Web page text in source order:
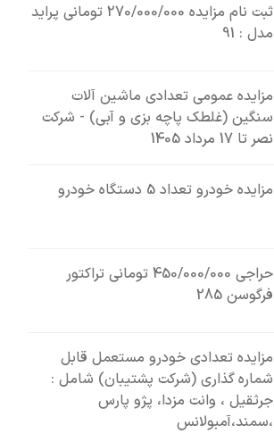
ثبت نام مزایده 270/000/000 تومانی پراید
مدل : 91
مزایده عمومی تعدادی ماشین آلات
سنگین (غلطک پاچه بزی و آبی) - شرکت
نصر تا 17 مرداد 1405
مزایده خودرو تعداد 5 دستگاه خودرو
حراجی 450/000/000 تومانی تراکتور
فرگوسن 285
مزایده تعدادی خودرو مستعمل قابل
شماره گذاری (شرکت پشتیبان) شامل :
جرثقیل ، وانت مزدا، پژو پارس
،سمند،آمبولانس